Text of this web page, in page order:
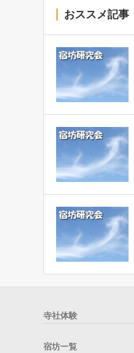
おススメ記事
寺社体験
宿坊一覧